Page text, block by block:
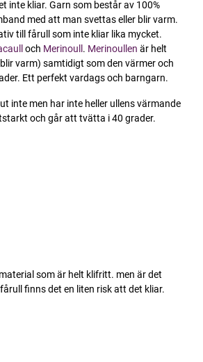
inte kliar. Garn som består av 100%
med att man svettas eller blir varm.
till fårull som inte kliar lika mycket.
och Merinoull . Merinoullen är helt
varm) samtidigt som den värmer och
Ett perfekt vardags och barngarn.
inte men har inte heller ullens värmande
och går att tvätta i 40 grader.
som är helt klifritt. men är det
finns det en liten risk att det kliar.